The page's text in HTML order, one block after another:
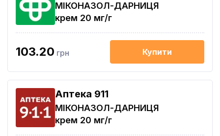
МІКОНАЗОЛ-ДАРНИЦЯ
крем 20 мг/г
103.20 грн Купити
Aптека 911
МІКОНАЗОЛ-ДАРНИЦЯ
крем 20 мг/г